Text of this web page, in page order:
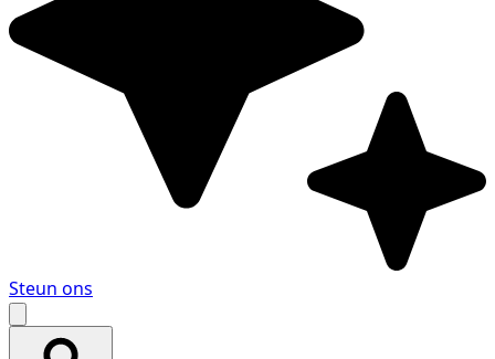
Steun ons